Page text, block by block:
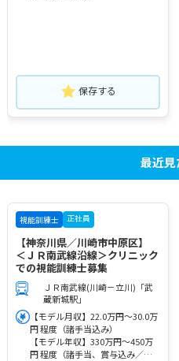
保存する
最近見
視能訓練士 正社員
【神奈川県／川崎市中原区】
＜ＪＲ南武線沿線＞クリニック
での視能訓練士募集
ＪＲ南武線(川崎－立川)「武
蔵新城駅」
【モデル月収】22.0万円～30.0万
円 程度（諸手当込み）
【モデル年収】330万円～450万
円 程度（諸手当、賞与込み／想